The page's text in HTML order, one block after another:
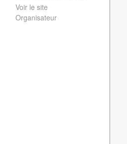
Voir le site
Organisateur